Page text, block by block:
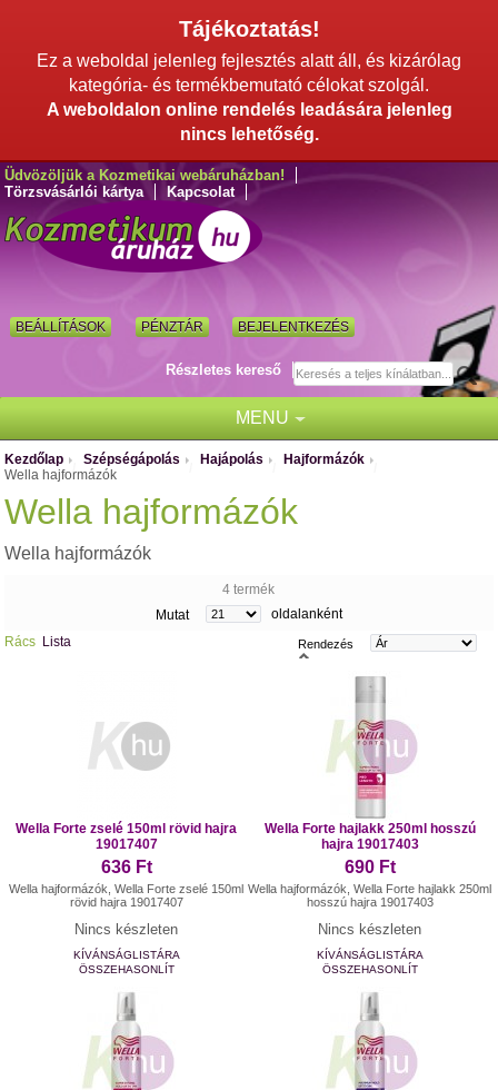
Tájékoztatás!
Ez a weboldal jelenleg fejlesztés alatt áll, és kizárólag
kategória- és termékbemutató célokat szolgál.
A weboldalon online rendelés leadására jelenleg
nincs lehetőség.
Üdvözöljük a Kozmetikai webáruházban!
Törzsvásárlói kártya
Kapcsolat
BEÁLLÍTÁSOK PÉNZTÁR BEJELENTKEZÉS
Részletes kereső
MENU
Kezdőlap Szépségápolás Hajápolás Hajformázók
Wella hajformázók
Wella hajformázók
Wella hajformázók
4 termék
Mutat
oldalanként
Rács Lista Rendezés
Wella Forte zselé 150ml rövid hajra
19017407
636 Ft
Wella hajformázók, Wella Forte zselé 150ml
rövid hajra 19017407
Nincs készleten
KÍVÁNSÁGLISTÁRA
ÖSSZEHASONLÍT
Wella Forte hajlakk 250ml hosszú
hajra 19017403
690 Ft
Wella hajformázók, Wella Forte hajlakk 250ml
hosszú hajra 19017403
Nincs készleten
KÍVÁNSÁGLISTÁRA
ÖSSZEHASONLÍT